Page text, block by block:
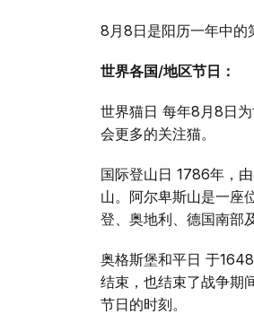
8月8日是阳历一年中的
世界各国/地区节日：
世界猫日 每年8月8日
会更多的关注猫。
国际登山日 1786年，
山。阿尔卑斯山是一座
登、奥地利、德国南部
奥格斯堡和平日 于
结束，也结束了战争期
节日的时刻。